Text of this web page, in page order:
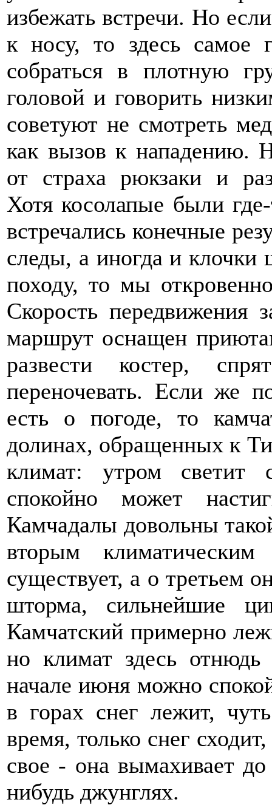
избежать встречи. Но
к носу, то здесь самое
собраться в плотную
головой и говорить
советуют не смотреть
как вызов к нападению.
от страха рюкзаки и
Хотя косолапые были
встречались конечные
следы, а иногда и клочки
походу, то мы
Скорость передвижения
маршрут оснащен
развести костер,
переночевать. Если же
есть о погоде, то
долинах, обращенных к
климат: утром светит
спокойно может
Камчадалы довольны
вторым
существует, а о третьем
шторма, сильнейшие
Камчатский примерно
но климат здесь
начале июня можно
в горах снег лежит,
время, только снег
свое - она вымахивает
нибудь джунглях.